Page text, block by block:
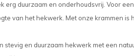
erg duurzaam en onderhoudsvrij. Voor
van het hekwerk. Met onze krammen is
stevig en duurzaam hekwerk met een